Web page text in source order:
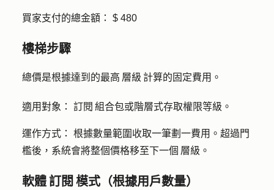
買家支付的總金額： $ 480
樓梯步驟
總價是根據達到的最高 層級 計算的固定費用。
適用對象： 訂閱 組合包或階層式存取權限等級。
運作方式：
根據數量範圍收取一筆劃一費用。超過門
檻後，系統會將整個價格移至下一個 層級。
軟體 訂閱 模式（根據用戶數量）